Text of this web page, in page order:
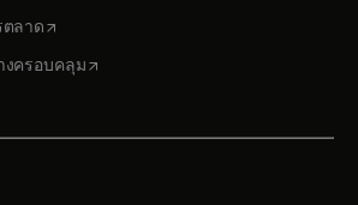
ลาด opens in a new tab
งครอบคลุมopens in a new tab